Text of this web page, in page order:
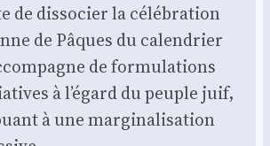
de dis­so­cier la célé­bra­tion
de Pâques du calen­drier
de for­mu­la­tions
à l’égard du peuple juif,
à une mar­gi­na­li­sa­tion